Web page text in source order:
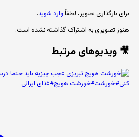
برای بارگذاری تصویر، لطفاًوارد شوید.
هنوز تصویری به اشتراک گذاشته نشده است.
🎥 ویدیوهای مرتبط